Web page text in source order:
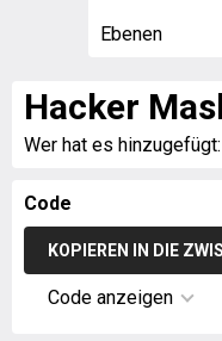
Ebenen
Hacker
Wer hat es hinzugefügt:
Code
KOPIEREN IN DIE
Code anzeigen